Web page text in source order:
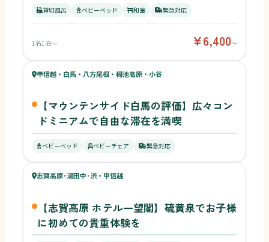
貸切風呂 ベビーベッド 和室 緊急対応
1名1泊〜 ¥6,400〜
51ベビー
45キッズ
甲信越・白馬・八方尾根・栂池高原・小谷
【マウンテンサイド白馬の評価】広々コン
ドミニアムで自由な滞在を満喫
ベビーベッド ベビーチェア 緊急対応
51ベビー
50キッズ
志賀高原･湯田中･渋・甲信越
【志賀高原 ホテル一望閣】硫黄泉でお子様
に初めての貴重体験を